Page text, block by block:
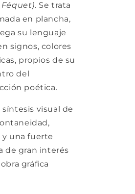
Féquet). Se trata
en plancha,
su lenguaje
signos, colores
propios de su
del
poética.
visual de
una fuerte
de gran interés
gráfica